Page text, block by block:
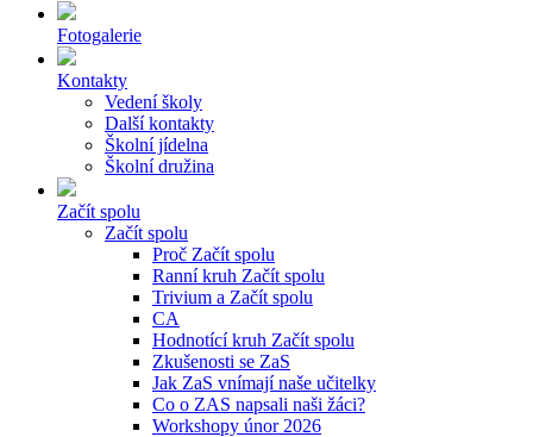
Fotogalerie
Kontakty
Vedení školy
Další kontakty
Školní jídelna
Školní družina
Začít spolu
Začít spolu
Proč Začít spolu
Ranní kruh Začít spolu
Trivium a Začít spolu
CA
Hodnotící kruh Začít spolu
Zkušenosti se ZaS
Jak ZaS vnímají naše učitelky
Co o ZAS napsali naši žáci?
Workshopy únor 2026